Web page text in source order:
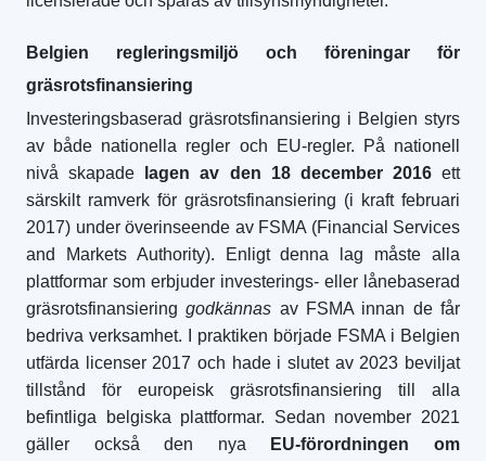
Belgien regleringsmiljö och föreningar för
gräsrotsfinansiering
Investeringsbaserad gräsrotsfinansiering i Belgien styrs
av både nationella regler och EU-regler. På nationell
nivå skapade
lagen av den 18 december 2016ett
särskilt ramverk för gräsrotsfinansiering (i kraft februari
2017) under överinseende av FSMA (Financial Services
and Markets Authority). Enligt denna lag måste alla
plattformar som erbjuder investerings- eller lånebaserad
gräsrotsfinansieringgodkännas av FSMA innan de får
bedriva verksamhet. I praktiken började FSMA i Belgien
utfärda licenser 2017 och hade i slutet av 2023 beviljat
tillstånd för europeisk gräsrotsfinansiering till alla
befintliga belgiska plattformar. Sedan november 2021
gäller också den nya
EU-förordningen om